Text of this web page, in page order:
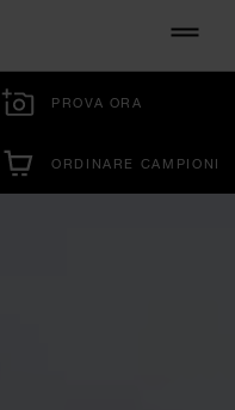
PROVA ORA
ORDINARE CAMPIONI